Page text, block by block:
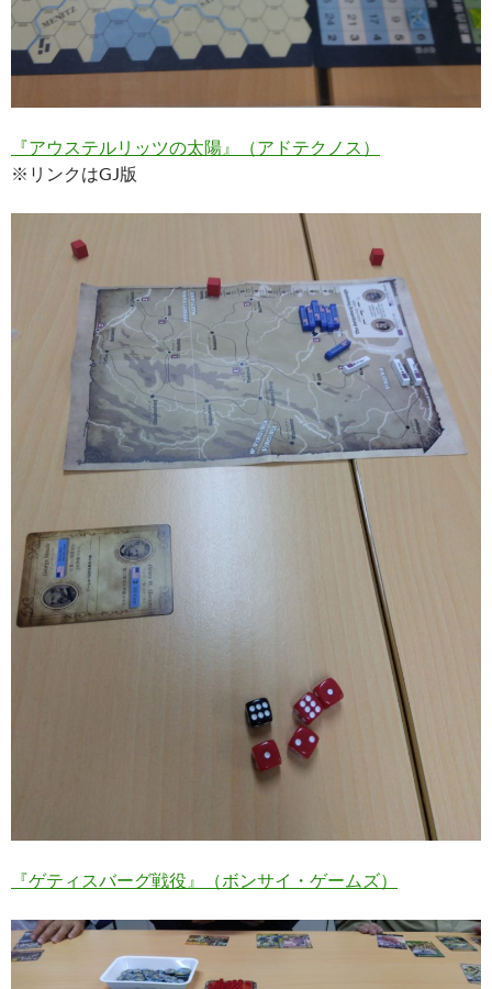
『アウステルリッツの太陽』（アドテクノス）
※リンクはGJ版
『ゲティスバーグ戦役』（ボンサイ・ゲームズ）